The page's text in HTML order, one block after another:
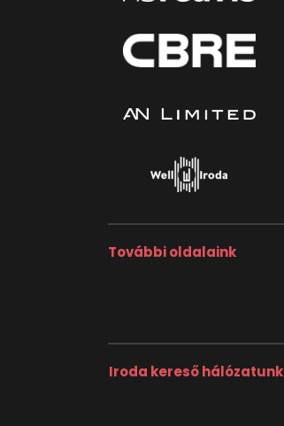
További oldalaink
Iroda kereső hálózatunk